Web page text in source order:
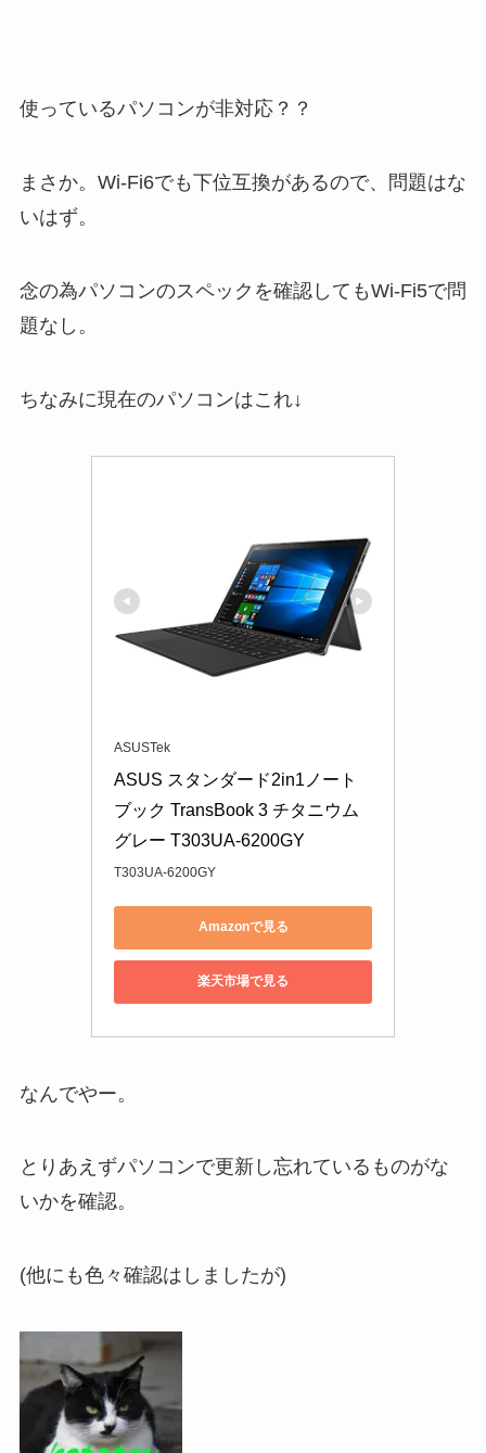
使っているパソコンが非対応？？
まさか。Wi-Fi6でも下位互換があるので、問題はな
いはず。
念の為パソコンのスペックを確認してもWi-Fi5で問
題なし。
ちなみに現在のパソコンはこれ↓
ASUSTek
ASUS スタンダード2in1ノート
ブック TransBook 3 チタニウム
グレー T303UA-6200GY
T303UA-6200GY
Amazonで見る
楽天市場で見る
なんでやー。
とりあえずパソコンで更新し忘れているものがな
いかを確認。
(他にも色々確認はしましたが)